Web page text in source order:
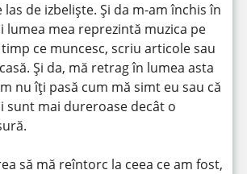
de izbeliște. Și da m-am închis în
lumea mea reprezintă muzica pe
ce muncesc, scriu articole sau
Și da, mă retrag în lumea asta
nu îți pasă cum mă simt eu sau că
sunt mai dureroase decât o
să mă reîntorc la ceea ce am fost,